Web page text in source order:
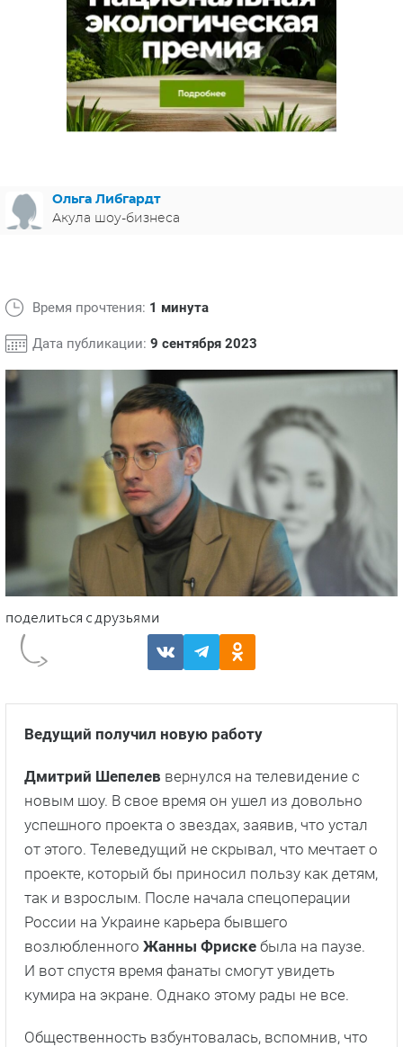
МЕЛОДРАМЫ
ФРАНЦИЯ
ГЕРМАНИЯ
СВЕТСКИЕ НОВОСТИ
СПОЙЛЕРЫ ИЗ СЕРИАЛОВ
Ольга Либгардт
Акула шоу-бизнеса
Время прочтения: 1 минута
Дата публикации: 9 сентября 2023
Ведущий получил новую работу
Дмитрий Шепелев вернулся на телевидение с
новым шоу. В свое время он ушел из довольно
успешного проекта о звездах, заявив, что устал
от этого. Телеведущий не скрывал, что мечтает о
проекте, который бы приносил пользу как детям,
так и взрослым. После начала спецоперации
России на Украине карьера бывшего
возлюбленного Жанны Фриске была на паузе.
И вот спустя время фанаты смогут увидеть
кумира на экране. Однако этому рады не все.
Общественность взбунтовалась, вспомнив, что